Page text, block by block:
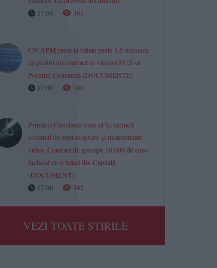
17:04
303
CN APM pune la bătaie peste 1,5 milioane
lei pentru un contract ce vizează PUZ-ul
Portului Constanța (DOCUMENTE)
17:00
346
Primăria Constanța vrea să își extindă
sistemul de supraveghere și monitorizare
video. Contract de aproape 50.000 de euro
încheiat cu o firmă din Capitală
(DOCUMENT)
17:00
342
VEZI TOATE STIRILE